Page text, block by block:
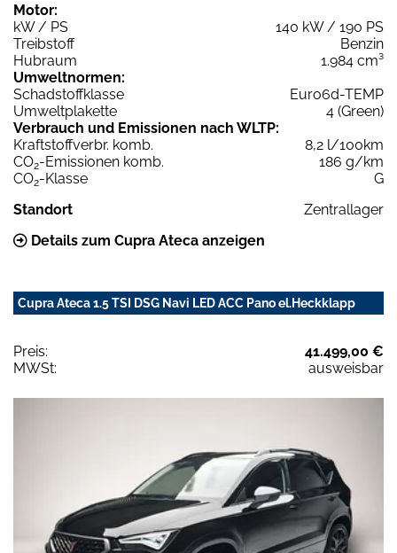
Motor:
kW / PS
140 kW / 190 PS
Treibstoff
Benzin
Hubraum
1.984 cm³
Umweltnormen:
Schadstoffklasse
Euro6d-TEMP
Umweltplakette
4 (Green)
Verbrauch und Emissionen nach WLTP:
Kraftstoffverbr. komb.
8,2 l/100km
CO2-Emissionen komb.
186 g/km
CO2-Klasse
G
Standort
Zentrallager
Details zum Cupra Ateca anzeigen
Cupra Ateca 1.5 TSI DSG Navi LED ACC Pano el.Heckklapp
Preis:
41.499,00 €
MWSt:
ausweisbar